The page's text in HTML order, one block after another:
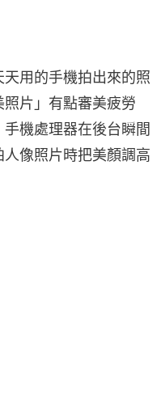
用的手機拍出來的照
片」有點審美疲勞
機處理器在後台瞬間
像照片時把美顏調高